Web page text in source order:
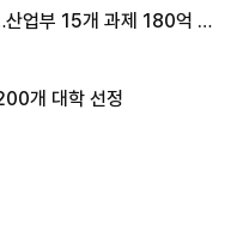
업부 15개 과제 180억 지
개 대학 선정